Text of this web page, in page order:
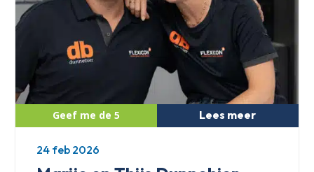
Lees meer
24 feb 2026